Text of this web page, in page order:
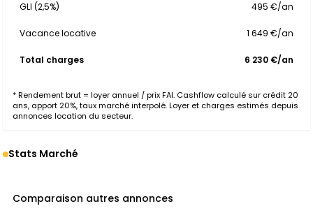
GLI (2,5%) 495 €/an
Vacance locative 1 649 €/an
Total charges 6 230 €/an
* Rendement brut = loyer annuel / prix FAI. Cashflow calculé sur crédit 20
ans, apport 20%, taux marché interpolé. Loyer et charges estimés depuis
annonces location du secteur.
Stats Marché
Comparaison autres annonces